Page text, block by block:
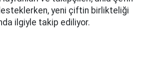
yeni çiftin birlikteliği
ilgiyle takip ediliyor.